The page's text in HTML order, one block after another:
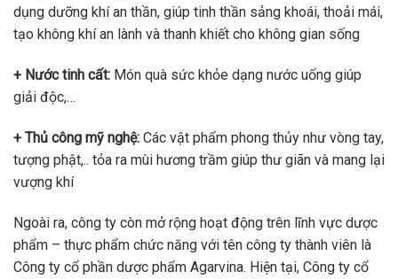
dụng dưỡng khí an thần, giúp tinh thần sảng khoái, thoải mái,
tạo không khí an lành và thanh khiết cho không gian sống
+ Nước tinh cất: Món quà sức khỏe dạng nước uống giúp
giải độc,…
+ Thủ công mỹ nghệ: Các vật phẩm phong thủy như vòng tay,
tượng phật,.. tỏa ra mùi hương trầm giúp thư giãn và mang lại
vượng khí
Ngoài ra, công ty còn mở rộng hoạt động trên lĩnh vực dược
phẩm – thực phẩm chức năng với tên công ty thành viên là
Công ty cổ phần dược phẩm Agarvina. Hiện tại, Công ty cổ